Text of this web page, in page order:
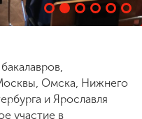
Омска, Нижнего
и Ярославля
участие в